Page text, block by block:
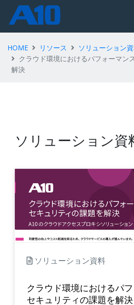
HOME リソース
ソリューション
クラウド環境におけるパフォーマン
解決
ソリューション資
ソリューション資料
クラウド環境におけるパ
セキュリティの課題を解決